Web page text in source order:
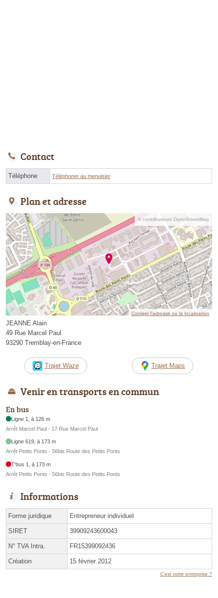
Contact
Téléphone Téléphoner au menuisier
Plan et adresse
© contributeurs OpenStreetMap
Corriger l’adresse ou la localisation
JEANNE Alain
49 Rue Marcel Paul
93290 Tremblay-en-France
Trajet Waze Trajet Maps
Venir en transports en commun
En bus
Ligne 1, à 126 m
Arrêt Marcel Paul - 17 Rue Marcel Paul
Ligne 619, à 173 m
Arrêt Petits Ponts - 56bis Route des Petits Ponts
T'bus 1, à 173 m
Arrêt Petits Ponts - 56bis Route des Petits Ponts
Informations
Forme juridique Entrepreneur individuel
SIRET 39909243600043
N° TVA Intra. FR15399092436
Création 15 février 2012
C'est votre entreprise ?